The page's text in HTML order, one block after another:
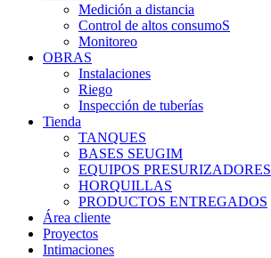
Medición a distancia
Control de altos consumoS
Monitoreo
OBRAS
Instalaciones
Riego
Inspección de tuberías
Tienda
TANQUES
BASES SEUGIM
EQUIPOS PRESURIZADORES
HORQUILLAS
PRODUCTOS ENTREGADOS
Área cliente
Proyectos
Intimaciones